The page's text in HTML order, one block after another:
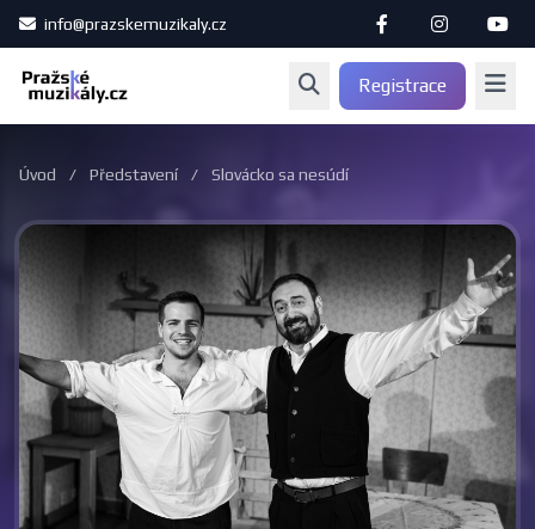
info@prazskemuzikaly.cz
Registrace
Úvod / Představení / Slovácko sa nesúdí